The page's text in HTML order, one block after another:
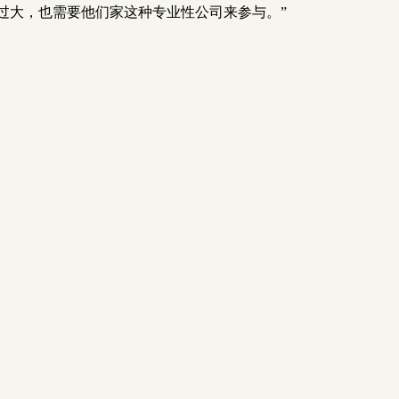
大，也需要他们家这种专业性公司来参与。”